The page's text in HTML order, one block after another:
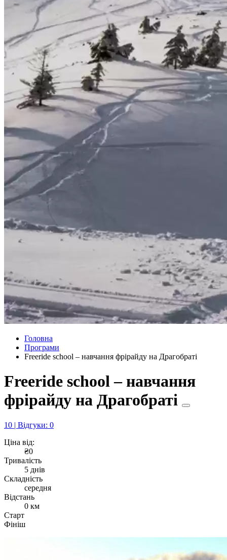
Головна
Програми
Freeride school – навчання фрірайду на Драгобраті
Freeride school – навчання
фрірайду на Драгобраті
10 | Відгуки: 0
Ціна від:
₴0
Тривалість
5 днів
Складність
середня
Відстань
0 км
Старт
Фініш